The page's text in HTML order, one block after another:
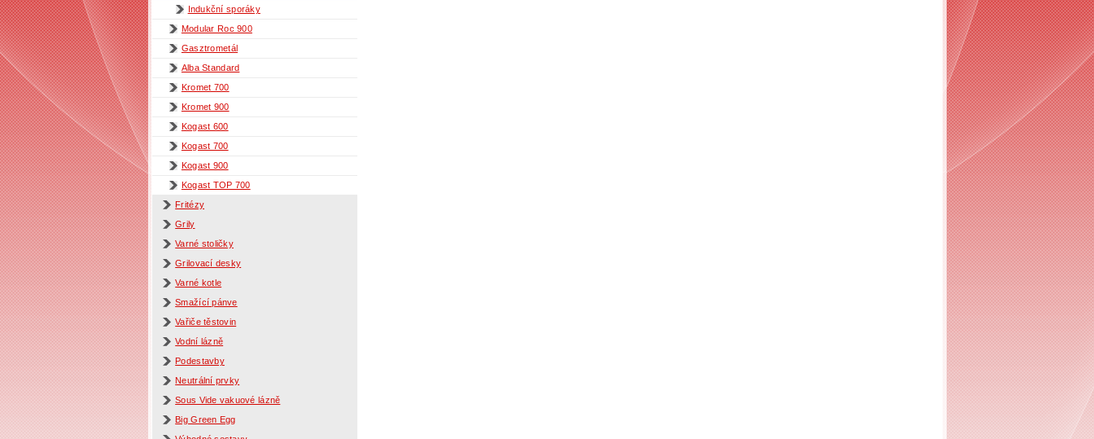
Indukční sporáky
Modular Roc 900
Gasztrometál
Alba Standard
Kromet 700
Kromet 900
Kogast 600
Kogast 700
Kogast 900
Kogast TOP 700
Fritézy
Grily
Varné stoličky
Grilovací desky
Varné kotle
Smažící pánve
Vařiče těstovin
Vodní lázně
Podestavby
Neutrální prvky
Sous Vide vakuové lázně
Big Green Egg